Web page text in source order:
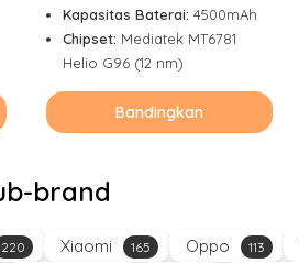
Kapasitas Baterai: 4500mAh
Chipset: Mediatek MT6781
Helio G96 (12 nm)
Bandingkan
brand
220 Xiaomi 165 Oppo 113